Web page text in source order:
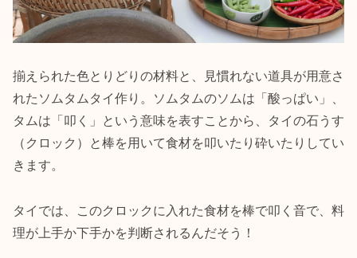
揃えられた色とりどりの材料と、見慣れない道具が用意さ
れたソムタムタイ作り。ソムタムのソムは「酸っぱい」、
タムは「叩く」という意味を表すことから、タイの石うす
（クロック）と棒を用いて食材を叩いたり砕いたりしてい
きます。
タイでは、このクロックに入れた食材を棒で叩く音で、料
理が上手か下手かを判断されるんだそう！